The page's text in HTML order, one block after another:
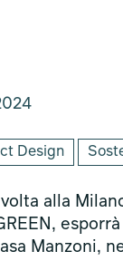
Design
alla
Manzoni,